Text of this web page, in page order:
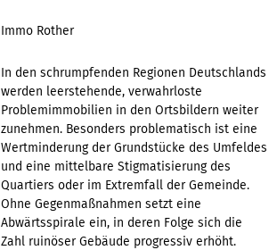
Immo Rother
In den schrumpfenden Regionen Deutschlands
werden leerstehende, verwahrloste
Problemimmobilien in den Ortsbildern weiter
zunehmen. Besonders problematisch ist eine
Wertminderung der Grundstücke des Umfeldes
und eine mittelbare Stigmatisierung des
Quartiers oder im Extremfall der Gemeinde.
Ohne Gegenmaßnahmen setzt eine
Abwärtsspirale ein, in deren Folge sich die
Zahl ruinöser Gebäude progressiv erhöht.